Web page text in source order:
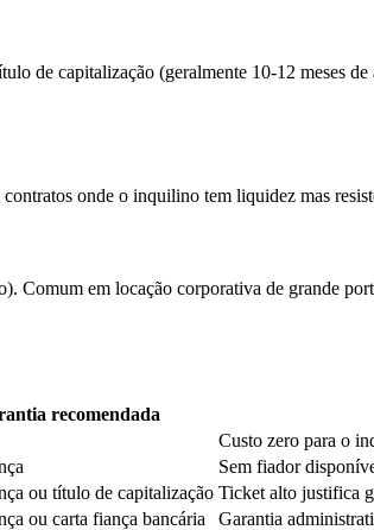
de capitalização (geralmente 10-12 meses
onde o inquilino tem liquidez mas
Comum em locação corporativa de grande
recomendada
Custo zero para o
Sem fiador
ou título de capitalização Ticket alto justifica
ou carta fiança bancária
Garantia